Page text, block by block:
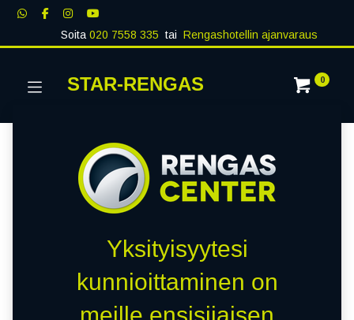
Soita020 7558 335 tai Rengashotellin ajanvaraus
STAR-RENGAS 0
Yksityisyytesi
kunnioittaminen on